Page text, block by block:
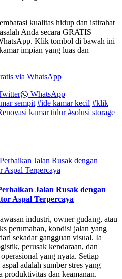
kualitas hidup dan istirahat
Anda secara GRATIS
Klik tombol di bawah ini
impian yang luas dan
via WhatsApp
WhatsApp
sempit #ide kamar kecil #klik
kamar tidur #solusi storage
Jalan Rusak dengan
Aspal Terpercaya
industri, owner gudang, atau
perumahan, kondisi jalan yang
sekadar gangguan visual. Ia
perusak kendaraan, dan
yang nyata. Setiap
adalah sumber stres yang
produktivitas dan keamanan.